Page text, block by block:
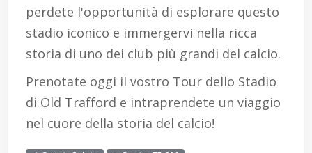
perdete l'opportunità di esplorare questo
stadio iconico e immergervi nella ricca
storia di uno dei club più grandi del calcio.
Prenotate oggi il vostro Tour dello Stadio
di Old Trafford e intraprendete un viaggio
nel cuore della storia del calcio!